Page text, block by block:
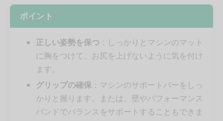
ポイント
正しい姿勢を保つ ：しっかりとマシンのマット
に胸をつけて、お尻を上げないように気を付け
ます。
グリップの確保：マシンのサポートバーをしっ
かりと握ります。または、壁やパフォーマンス
バンドでバランスをサポートすることもできま